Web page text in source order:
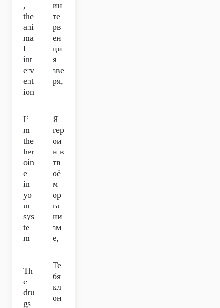
,
the
ani
ma
l
int
erv
ent
ion
ин
те
рв
ен
ци
я
зве
ря,
I’
m
the
her
oin
e
in
yo
ur
sys
te
m
Я
гер
ои
н в
тв
оё
м
ор
га
ни
зм
е,
Th
e
dru
gs
Те
бя
кл
он